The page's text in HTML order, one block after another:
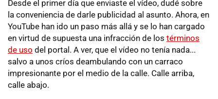
Desde el primer día que enviaste el vídeo, dudé sobre
la conveniencia de darle publicidad al asunto. Ahora, en
YouTube han ido un paso más allá y se lo han cargado
en virtud de supuesta una infracción de los términos
de uso del portal. A ver, que el vídeo no tenía nada...
salvo a unos críos deambulando con un carraco
impresionante por el medio de la calle. Calle arriba,
calle abajo.